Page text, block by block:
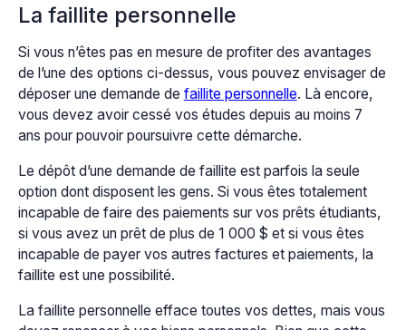
La faillite personnelle
Si vous n’êtes pas en mesure de profiter des avantages
de l’une des options ci-dessus, vous pouvez envisager de
déposer une demande de faillite personnelle. Là encore,
vous devez avoir cessé vos études depuis au moins 7
ans pour pouvoir poursuivre cette démarche.
Le dépôt d’une demande de faillite est parfois la seule
option dont disposent les gens. Si vous êtes totalement
incapable de faire des paiements sur vos prêts étudiants,
si vous avez un prêt de plus de 1 000 $ et si vous êtes
incapable de payer vos autres factures et paiements, la
faillite est une possibilité.
La faillite personnelle efface toutes vos dettes, mais vous